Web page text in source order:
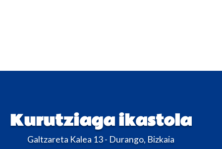
Kurutziaga ikastola
Galtzareta Kalea 13 - Durango, Bizkaia